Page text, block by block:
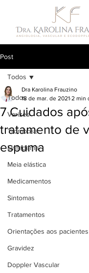
Post
Todos
Varizes
Trombose
Linfedema
Meia elástica
Medicamentos
Sintomas
Tratamentos
Orientações aos pacientes
Gravidez
Doppler Vascular
Todos
7 Cuidados
tratamento de
espuma
Dra Karolina Frauzino
18 de mar. de 2021 2 min